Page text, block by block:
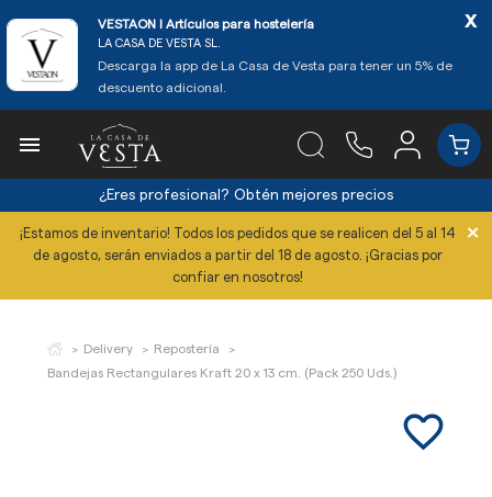
VESTAON l Artículos para hostelería
LA CASA DE VESTA SL.
Descarga la app de La Casa de Vesta para tener un 5% de
descuento adicional.
x

¿Eres profesional? Obtén mejores precios
¡Estamos de inventario! Todos los pedidos que se realicen del 5 al 14
de agosto, serán enviados a partir del 18 de agosto. ¡Gracias por
confiar en nosotros!
×
Delivery
Repostería
Bandejas Rectangulares Kraft 20 x 13 cm. (Pack 250 Uds.)
favorite_border